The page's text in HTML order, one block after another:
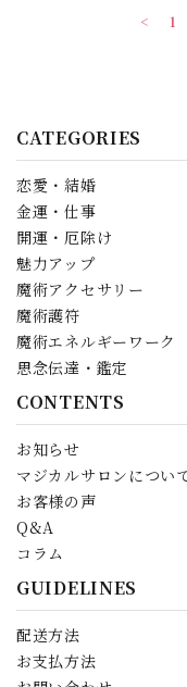
< 1
CATEGORIES
恋愛・結婚
金運・仕事
開運・厄除け
魅力アップ
魔術アクセサリー
魔術護符
魔術エネルギーワーク
思念伝達・鑑定
CONTENTS
お知らせ
マジカルサロンについ
お客様の声
Q&A
コラム
GUIDELINES
配送方法
お支払方法